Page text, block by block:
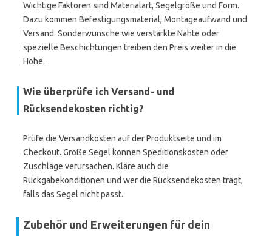
Wichtige Faktoren sind Materialart, Segelgröße und Form.
Dazu kommen Befestigungsmaterial, Montageaufwand und
Versand. Sonderwünsche wie verstärkte Nähte oder
spezielle Beschichtungen treiben den Preis weiter in die
Höhe.
Wie überprüfe ich Versand- und
Rücksendekosten richtig?
Prüfe die Versandkosten auf der Produktseite und im
Checkout. Große Segel können Speditionskosten oder
Zuschläge verursachen. Kläre auch die
Rückgabekonditionen und wer die Rücksendekosten trägt,
falls das Segel nicht passt.
Zubehör und Erweiterungen für dein